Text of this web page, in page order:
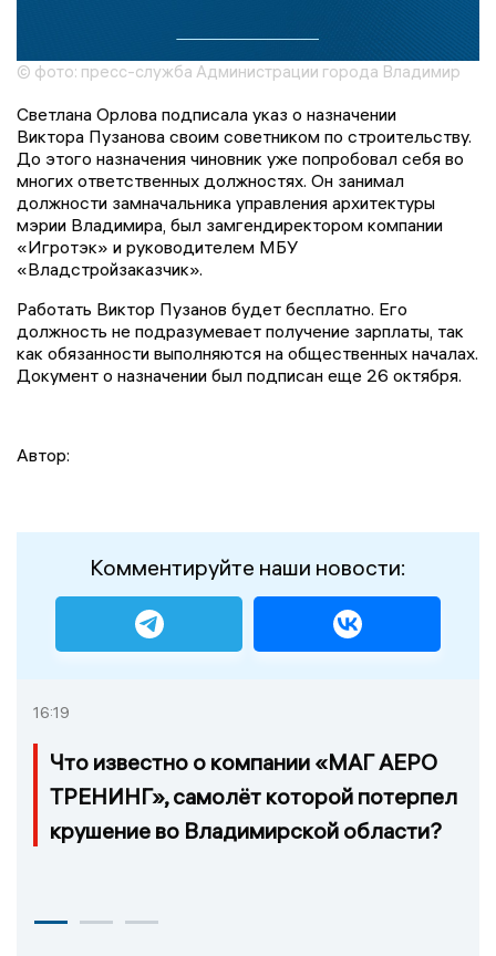
© фото: пресс-служба Администрации города Владимир
Светлана Орлова подписала указ о назначении
Виктора Пузанова своим советником по строительству.
До этого назначения чиновник уже попробовал себя во
многих ответственных должностях. Он занимал
должности замначальника управления архитектуры
мэрии Владимира, был замгендиректором компании
«Игротэк» и руководителем МБУ
«Владстройзаказчик».
Работать Виктор Пузанов будет бесплатно. Его
должность не подразумевает получение зарплаты, так
как обязанности выполняются на общественных началах.
Документ о назначении был подписан еще 26 октября.
Автор:
Комментируйте наши новости:
16:19
Что известно о компании «МАГ АЕРО
ТРЕНИНГ», самолёт которой потерпел
крушение во Владимирской области?